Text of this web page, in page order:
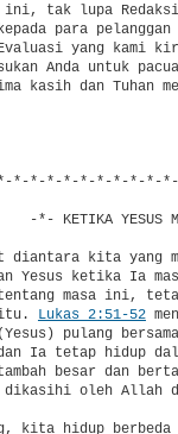
tak lupa
para
yang kami
Anda untuk
kasih dan Tuhan
*-*-*-*-*-*-*-*-*-*-*-
-*- KETIKA YESUS
diantara kita yang
Yesus ketika Ia
masa ini,
Lukas 2:51-52
pulang
Ia tetap hidup
besar dan
oleh Allah
kita hidup